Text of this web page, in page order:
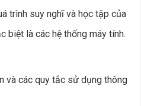
trình suy nghĩ và học tập của
biệt là các hệ thống máy tính.
và các quy tắc sử dụng thông